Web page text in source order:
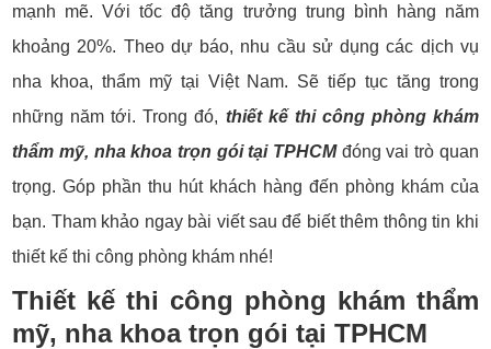
mạnh mẽ. Với tốc độ tăng trưởng trung bình hàng năm
khoảng 20%. Theo dự báo, nhu cầu sử dụng các dịch vụ
nha khoa, thẩm mỹ tại Việt Nam. Sẽ tiếp tục tăng trong
những năm tới. Trong đó, thiết kế thi công phòng khám
thẩm mỹ, nha khoa trọn gói tại TPHCMđóng vai trò quan
trọng. Góp phần thu hút khách hàng đến phòng khám của
bạn. Tham khảo ngay bài viết sau để biết thêm thông tin khi
thiết kế thi công phòng khám nhé!
Thiết kế thi công phòng khám thẩm
mỹ, nha khoa trọn gói tại TPHCM